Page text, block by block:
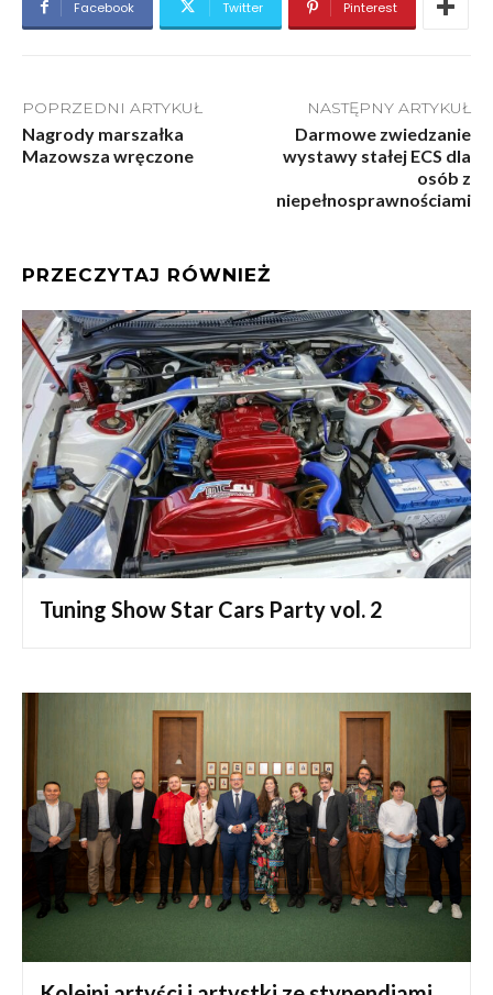
Facebook Twitter Pinterest
POPRZEDNI ARTYKUŁ
Nagrody marszałka
Mazowsza wręczone
NASTĘPNY ARTYKUŁ
Darmowe zwiedzanie
wystawy stałej ECS dla
osób z
niepełnosprawnościami
PRZECZYTAJ RÓWNIEŻ
Tuning Show Star Cars Party vol. 2